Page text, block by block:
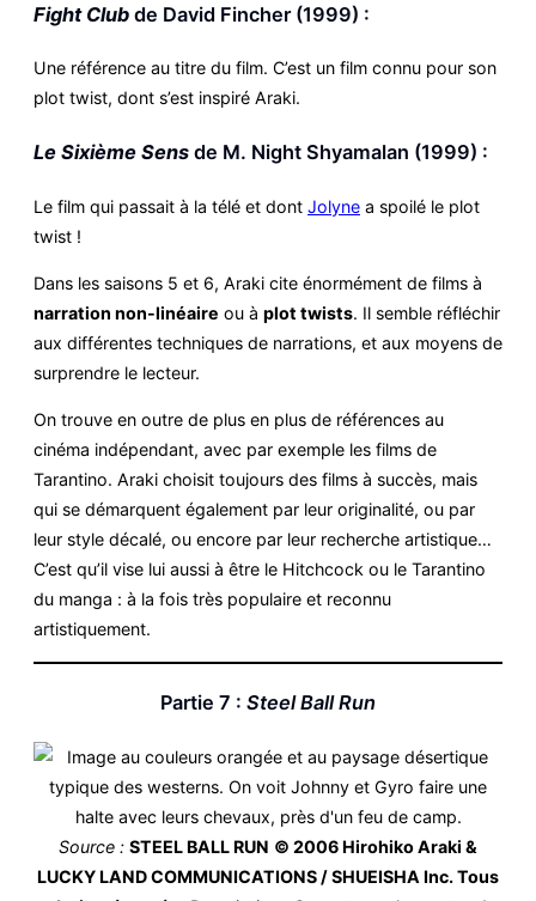
Fight Club de David Fincher (1999) :
Une référence au titre du film. C’est un film connu pour son
plot twist, dont s’est inspiré Araki.
Le Sixième Sens de M. Night Shyamalan (1999) :
Le film qui passait à la télé et dont Jolyne a spoilé le plot
twist !
Dans les saisons 5 et 6, Araki cite énormément de films à
narration non-linéaire ou à plot twists. Il semble réfléchir
aux différentes techniques de narrations, et aux moyens de
surprendre le lecteur.
On trouve en outre de plus en plus de références au
cinéma indépendant, avec par exemple les films de
Tarantino. Araki choisit toujours des films à succès, mais
qui se démarquent également par leur originalité, ou par
leur style décalé, ou encore par leur recherche artistique…
C’est qu’il vise lui aussi à être le Hitchcock ou le Tarantino
du manga : à la fois très populaire et reconnu
artistiquement.
Partie 7 : Steel Ball Run
Source : STEEL BALL RUN © 2006 Hirohiko Araki &
LUCKY LAND COMMUNICATIONS / SHUEISHA Inc. Tous